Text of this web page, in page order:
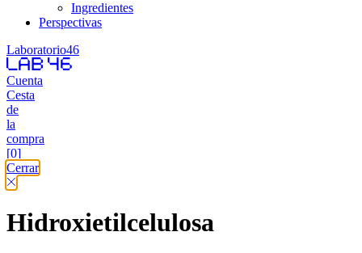
Ingredientes
Perspectivas
Laboratorio46
Cuenta
Cesta
de
la
compra
[0]
Cerrar
Hidroxietilcelulosa